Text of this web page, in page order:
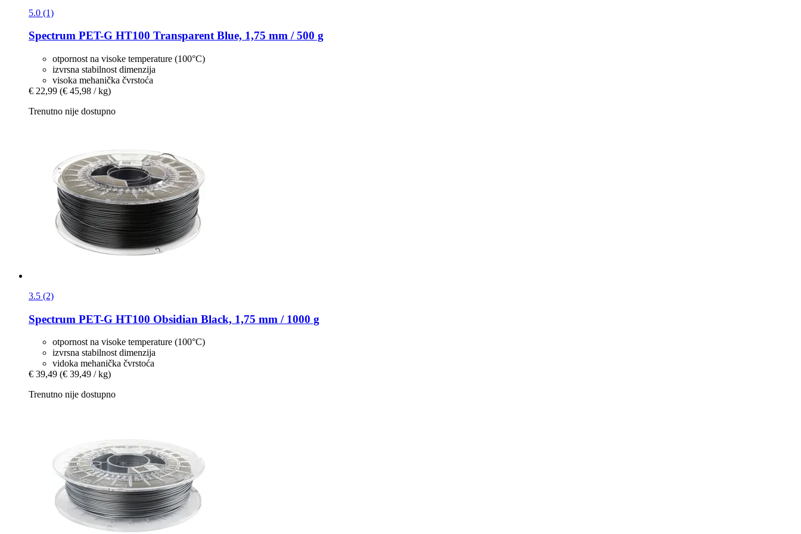
5.0 (1)
Spectrum PET-​G HT100 Transparent Blue, 1,75 mm / 500 g
otpornost na visoke temperature (100°C)
izvrsna stabilnost dimenzija
visoka mehanička čvrstoća
€ 22,99 (€ 45,98 / kg)
Trenutno nije dostupno
3.5 (2)
Spectrum PET-​G HT100 Obsidian Black, 1,75 mm / 1000 g
otpornost na visoke temperature (100°C)
izvrsna stabilnost dimenzija
vidoka mehanička čvrstoća
€ 39,49 (€ 39,49 / kg)
Trenutno nije dostupno